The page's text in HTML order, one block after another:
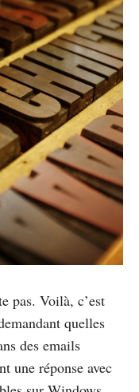
pas. Voilà, c’est
quelles
des emails
une réponse avec